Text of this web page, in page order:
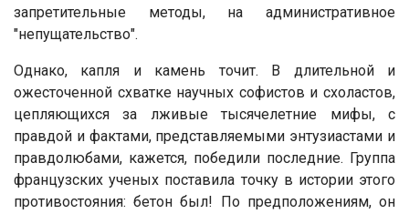
запретительные методы, на административное
"непущательство".
Однако, капля и камень точит. В длительной и
ожесточенной схватке научных софистов и схоластов,
цепляющихся за лживые тысячелетние мифы, с
правдой и фактами, представляемыми энтузиастами и
правдолюбами, кажется, победили последние. Группа
французских ученых поставила точку в истории этого
противостояния: бетон был! По предположениям, он